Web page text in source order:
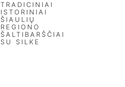
TRADICINIAI
ISTORINIAI
ŠIAULIŲ
REGIONO
ŠALTIBARŠČIAI
SU SILKE